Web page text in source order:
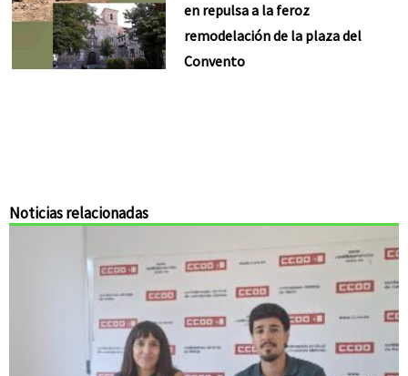
en repulsa a la feroz
remodelación de la plaza del
Convento
Noticias relacionadas